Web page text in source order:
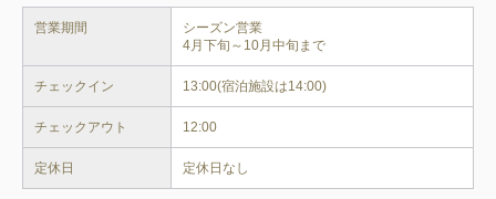
営業期間
シーズン営業
4月下旬～10月中旬まで
チェックイン 13:00(宿泊施設は14:00)
チェックアウト 12:00
定休日 定休日なし